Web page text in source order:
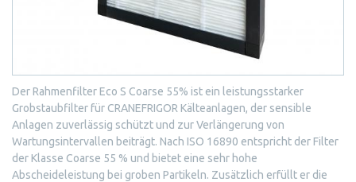
Der Rahmenfilter Eco S Coarse 55% ist ein leistungsstarker
Grobstaubfilter für CRANEFRIGOR Kälteanlagen, der sensible
Anlagen zuverlässig schützt und zur Verlängerung von
Wartungsintervallen beiträgt. Nach ISO 16890 entspricht der Filter
der Klasse Coarse 55 % und bietet eine sehr hohe
Abscheideleistung bei groben Partikeln. Zusätzlich erfüllt er die